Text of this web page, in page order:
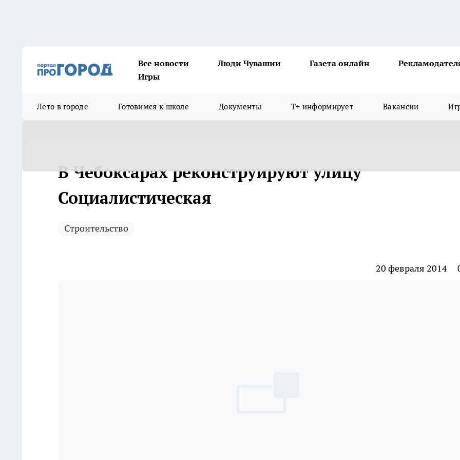
Все новости Люди Чувашии Газета онлайн
Игры
Лето в городе Готовимся к школе Документы Т+ информирует Вакансии
В Чебоксарах реконструируют улицу
Социалистическая
Строительство
20 февраля 2014